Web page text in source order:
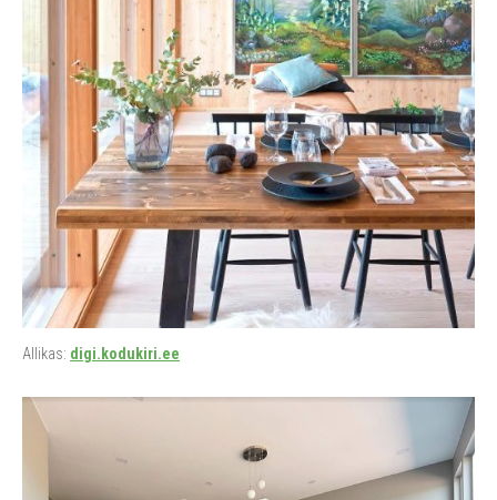
Allikas: digi.kodukiri.ee